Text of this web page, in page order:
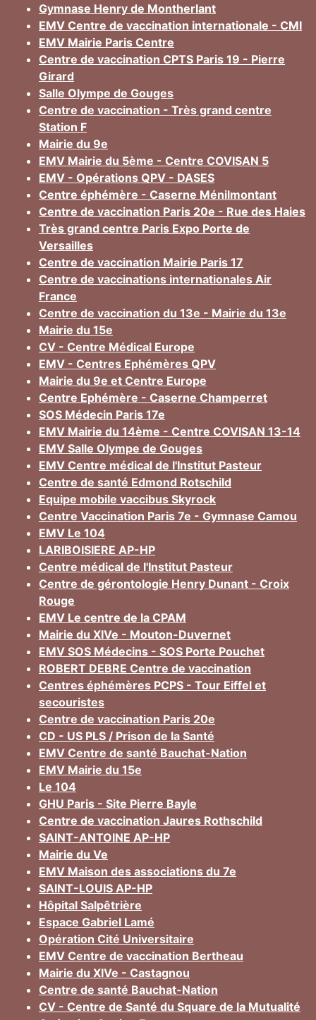
Gymnase Henry de Montherlant
EMV Centre de vaccination internationale - CMI
EMV Mairie Paris Centre
Centre de vaccination CPTS Paris 19 - Pierre
Girard
Salle Olympe de Gouges
Centre de vaccination - Très grand centre
Station F
Mairie du 9e
EMV Mairie du 5ème - Centre COVISAN 5
EMV - Opérations QPV - DASES
Centre éphémère - Caserne Ménilmontant
Centre de vaccination Paris 20e - Rue des Haies
Très grand centre Paris Expo Porte de
Versailles
Centre de vaccination Mairie Paris 17
Centre de vaccinations internationales Air
France
Centre de vaccination du 13e - Mairie du 13e
Mairie du 15e
CV - Centre Médical Europe
EMV - Centres Ephémères QPV
Mairie du 9e et Centre Europe
Centre Ephémère - Caserne Champerret
SOS Médecin Paris 17e
EMV Mairie du 14ème - Centre COVISAN 13-14
EMV Salle Olympe de Gouges
EMV Centre médical de l'Institut Pasteur
Centre de santé Edmond Rotschild
Equipe mobile vaccibus Skyrock
Centre Vaccination Paris 7e - Gymnase Camou
EMV Le 104
LARIBOISIERE AP-HP
Centre médical de l'Institut Pasteur
Centre de gérontologie Henry Dunant - Croix
Rouge
EMV Le centre de la CPAM
Mairie du XIVe - Mouton-Duvernet
EMV SOS Médecins - SOS Porte Pouchet
ROBERT DEBRE Centre de vaccination
Centres éphémères PCPS - Tour Eiffel et
secouristes
Centre de vaccination Paris 20e
CD - US PLS / Prison de la Santé
EMV Centre de santé Bauchat-Nation
EMV Mairie du 15e
Le 104
GHU Paris - Site Pierre Bayle
Centre de vaccination Jaures Rothschild
SAINT-ANTOINE AP-HP
Mairie du Ve
EMV Maison des associations du 7e
SAINT-LOUIS AP-HP
Hôpital Salpêtrière
Espace Gabriel Lamé
Opération Cité Universitaire
EMV Centre de vaccination Bertheau
Mairie du XIVe - Castagnou
Centre de santé Bauchat-Nation
CV - Centre de Santé du Square de la Mutualité